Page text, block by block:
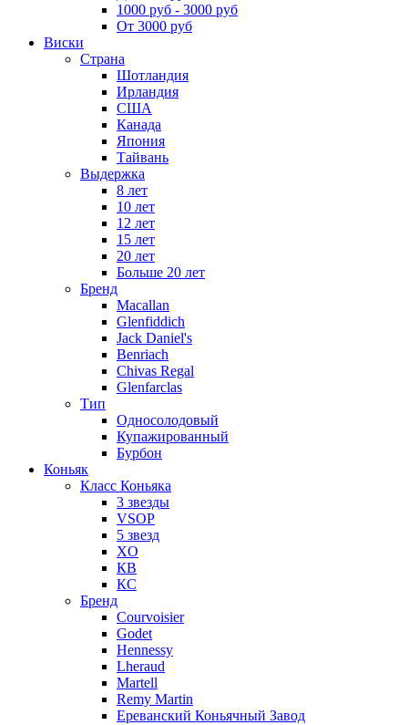
1000 руб - 3000 руб
От 3000 руб
Виски
Страна
Шотландия
Ирландия
США
Канада
Япония
Тайвань
Выдержка
8 лет
10 лет
12 лет
15 лет
20 лет
Больше 20 лет
Бренд
Macallan
Glenfiddich
Jack Daniel's
Benriach
Chivas Regal
Glenfarclas
Тип
Односолодовый
Купажированный
Бурбон
Коньяк
Класс Коньяка
3 звезды
VSOP
5 звезд
XO
КВ
КС
Бренд
Courvoisier
Godet
Hennessy
Lheraud
Martell
Remy Martin
Ереванский Коньячный Завод